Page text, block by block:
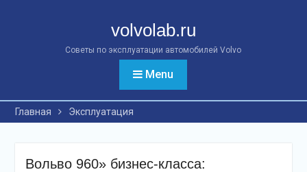
volvolab.ru
Советы по эксплуатации автомобилей Volvo
Menu
Главная Эксплуатация
Вольво 960» бизнес-класса: